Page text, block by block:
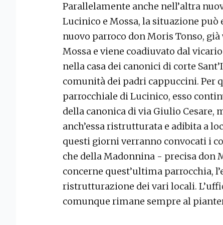
Parallelamente anche nell’altra
Lucinico e Mossa, la situazione
nuovo parroco don Moris Tonso,
Mossa e viene coadiuvato dal
nella casa dei canonici di corte
comunità dei padri cappuccini. Per
parrocchiale di Lucinico, esso
della canonica di via Giulio Cesare,
anch’essa ristrutturata e adibita a
questi giorni verranno convocati i
che della Madonnina - precisa don
concerne quest’ultima parrocchia,
ristrutturazione dei vari locali.
comunque rimane sempre al